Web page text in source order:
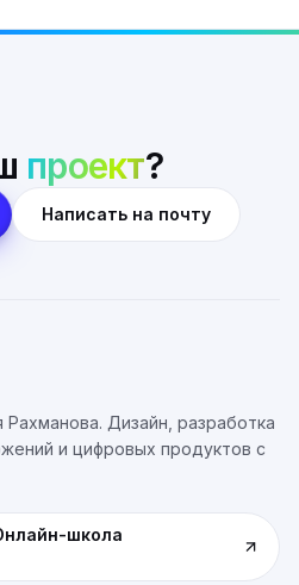
проект?
Написать на почту
Дизайн, разработка
и цифровых продуктов с
школа